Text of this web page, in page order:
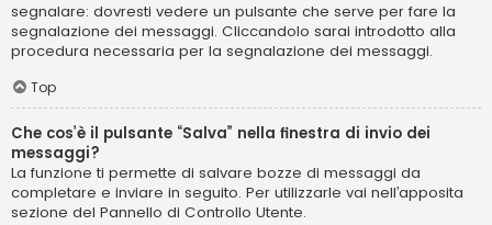
segnalare: dovresti vedere un pulsante che serve per fare la
segnalazione dei messaggi. Cliccandolo sarai introdotto alla
procedura necessaria per la segnalazione dei messaggi.
Top
Che cos’è il pulsante “Salva” nella finestra di invio dei
messaggi?
La funzione ti permette di salvare bozze di messaggi da
completare e inviare in seguito. Per utilizzarle vai nell’apposita
sezione del Pannello di Controllo Utente.